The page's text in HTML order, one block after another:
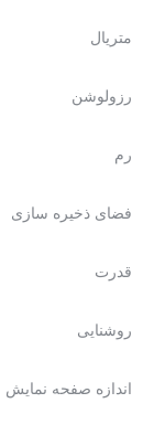
متریال
رزولوشن
رم
فضای ذخیره سازی
قدرت
روشنایی
اندازه صفحه نمایش